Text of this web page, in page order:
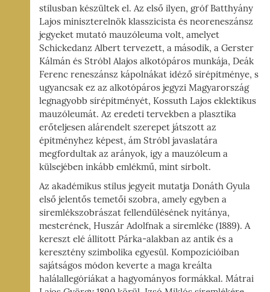
stílusban készültek el. Az első ilyen, gróf Batthyány
Lajos miniszterelnök klasszicista és neoreneszánsz
jegyeket mutató mauzóleuma volt, amelyet
Schickedanz Albert tervezett, a második, a Gerster
Kálmán és Stróbl Alajos alkotópáros munkája, Deák
Ferenc reneszánsz kápolnákat idéző sírépítménye, s
ugyancsak ez az alkotópáros jegyzi Magyarország
legnagyobb sírépítményét, Kossuth Lajos eklektikus
mauzóleumát. Az eredeti tervekben a plasztika
erőteljesen alárendelt szerepet játszott az
építményhez képest, ám Stróbl javaslatára
megfordultak az arányok, így a mauzóleum a
külsejében inkább emlékmű, mint sírbolt.
Az akadémikus stílus jegyeit mutatja Donáth Gyula
első jelentős temetői szobra, amely egyben a
síremlékszobrászat fellendülésének nyitánya,
mesterének, Huszár Adolfnak a síremléke (1889). A
kereszt elé állított Párka-alakban az antik és a
keresztény szimbolika egyesül. Kompozícióiban
sajátságos módon keverte a maga kreálta
halálallegóriákat a hagyományos formákkal. Mátrai